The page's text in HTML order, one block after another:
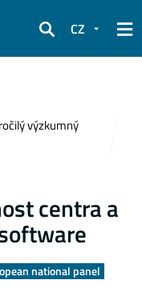
Hledat
CZ
výzkumný
centra a
national panel